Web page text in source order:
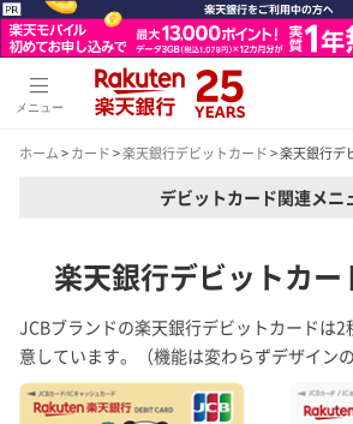
メニュー
ホーム>カード>楽天銀行デビットカード> 楽天銀行デ
デビットカード関連メニ
楽天銀行デビットカー
JCBブランドの楽天銀行デビットカードは
意しています。（機能は変わらずデザイン